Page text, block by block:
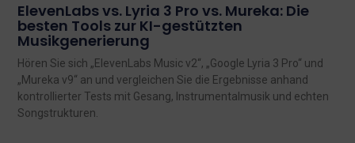
ElevenLabs vs. Lyria 3 Pro vs. Mureka: Die
besten Tools zur KI-gestützten
Musikgenerierung
Hören Sie sich „ElevenLabs Music v2“, „Google Lyria 3 Pro“ und
„Mureka v9“ an und vergleichen Sie die Ergebnisse anhand
kontrollierter Tests mit Gesang, Instrumentalmusik und echten
Songstrukturen.